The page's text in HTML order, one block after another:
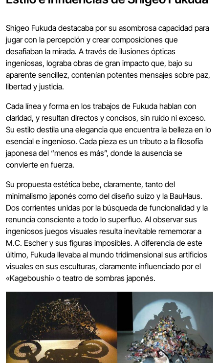
Shigeo Fukuda destacaba por su asombrosa capacidad para
jugar con la percepción y crear composiciones que
desafiaban la mirada. A través de ilusiones ópticas
ingeniosas, lograba obras de gran impacto que, bajo su
aparente sencillez, contenían potentes mensajes sobre paz,
libertad y justicia.
Cada línea y forma en los trabajos de Fukuda hablan con
claridad, y resultan directos y concisos, sin ruido ni exceso.
Su estilo destila una elegancia que encuentra la belleza en lo
esencial e ingenioso. Cada pieza es un tributo a la filosofía
japonesa del “menos es más”, donde la ausencia se
convierte en fuerza.
Su propuesta estética bebe, claramente, tanto del
minimalismo japonés como del diseño suizo y la BauHaus.
Dos corrientes unidas por la búsqueda de funcionalidad y la
renuncia consciente a todo lo superfluo. Al observar sus
ingeniosos juegos visuales resulta inevitable rememorar a
M.C. Escher y sus figuras imposibles. A diferencia de este
último, Fukuda llevaba al mundo tridimensional sus artificios
visuales en sus esculturas, claramente influenciado por el
«Kageboushi» o teatro de sombras japonés.